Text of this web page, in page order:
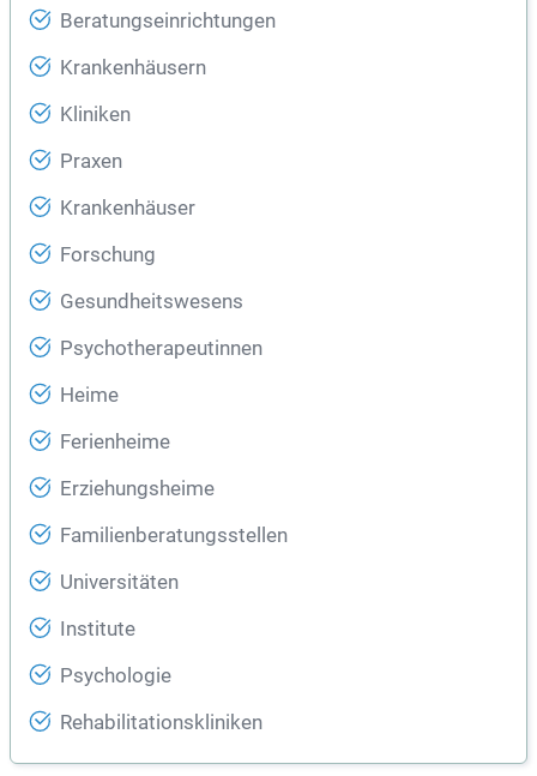
Beratungseinrichtungen
Krankenhäusern
Kliniken
Praxen
Krankenhäuser
Forschung
Gesundheitswesens
Psychotherapeutinnen
Heime
Ferienheime
Erziehungsheime
Familienberatungsstellen
Universitäten
Institute
Psychologie
Rehabilitationskliniken